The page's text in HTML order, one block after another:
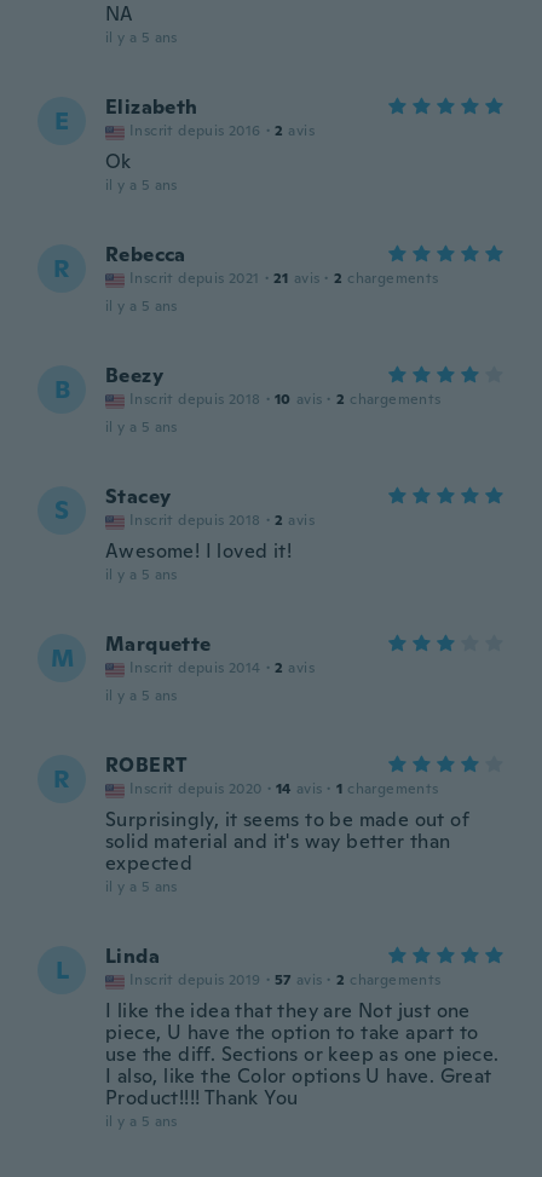
NA
il y a 5 ans
E Elizabeth
Inscrit depuis 2016 · 2 avis
Ok
il y a 5 ans
R Rebecca
Inscrit depuis 2021 · 21 avis · 2 chargements
il y a 5 ans
B Beezy
Inscrit depuis 2018 · 10 avis · 2 chargements
il y a 5 ans
S Stacey
Inscrit depuis 2018 · 2 avis
Awesome! I loved it!
il y a 5 ans
M Marquette
Inscrit depuis 2014 · 2 avis
il y a 5 ans
R ROBERT
Inscrit depuis 2020 · 14 avis · 1 chargements
Surprisingly, it seems to be made out of
solid material and it's way better than
expected
il y a 5 ans
L Linda
Inscrit depuis 2019 · 57 avis · 2 chargements
I like the idea that they are Not just one
piece, U have the option to take apart to
use the diff. Sections or keep as one piece.
I also, like the Color options U have. Great
Product!!!! Thank You
il y a 5 ans